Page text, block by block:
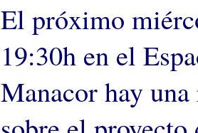
El próximo
19:30h en el
Manacor hay